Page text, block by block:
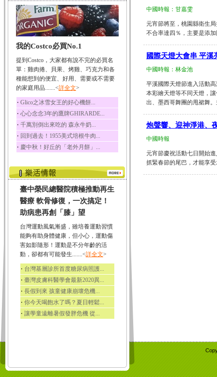
咖啡
咖啡中的咖啡因會刺激
中樞神經系統，特別...
椰子
椰子含有糖類、脂肪、
荔枝
荔枝性質溫和所含的營
養素有醣類、檸檬酸...
五味子
五味子性質溫熱所含營
養成分有揮發油、檸...
草魚
草魚含有維生素A、維生
素C、及豐富的蛋白...
我的Costco必買No.1
提到Costco，大家都有說不完的必買名
單：雞肉捲、貝果、烤雞、巧克力和各
種能想到的便宜、好用、需要或不需要
的家庭用品.......<詳全文>
‧ Glico之冰雪女王的好心機餅...
‧ 心心念念3年的鷹牌GHIRARDE...
‧ 千萬別倒出來吃的 森永牛奶...
‧ 回到過去！1955美式培根牛肉...
‧ 慶中秋！好丘的「老外月餅」...
臺中榮民總醫院積極推動再生
醫療 軟骨修復，一次搞定！
助病患再創「膝」望
台灣運動風氣漸盛，雖培養運動習慣
能夠有助身體健康，但小心，運動傷
害如影隨形！運動是不分年齡的活
動，卻都有可能發生.......<詳全文>
‧ 台灣基層診所首度糖尿病照護...
‧ 臺灣皮膚科醫學會最新2020異...
‧ 長假到來 孩童健康崩壞危機...
‧ 你今天喝飽水了嗎？夏日輕鬆...
‧ 讓學童遠離暑假發胖危機 從...
中國時報：甘嘉雯
元宵節將至，桃園縣衛生
不合率達四％，主要是添加
國際天燈大會串 平溪
中國時報：林金池
平溪國際天燈節進入活動
本彩繪天燈等不同天燈，
出、墨西哥舞團的甩裙舞。
炮聲響、迎神淨港、
中國時報
元宵節慶祝活動七日開始
抓緊春節的尾巴，才能享